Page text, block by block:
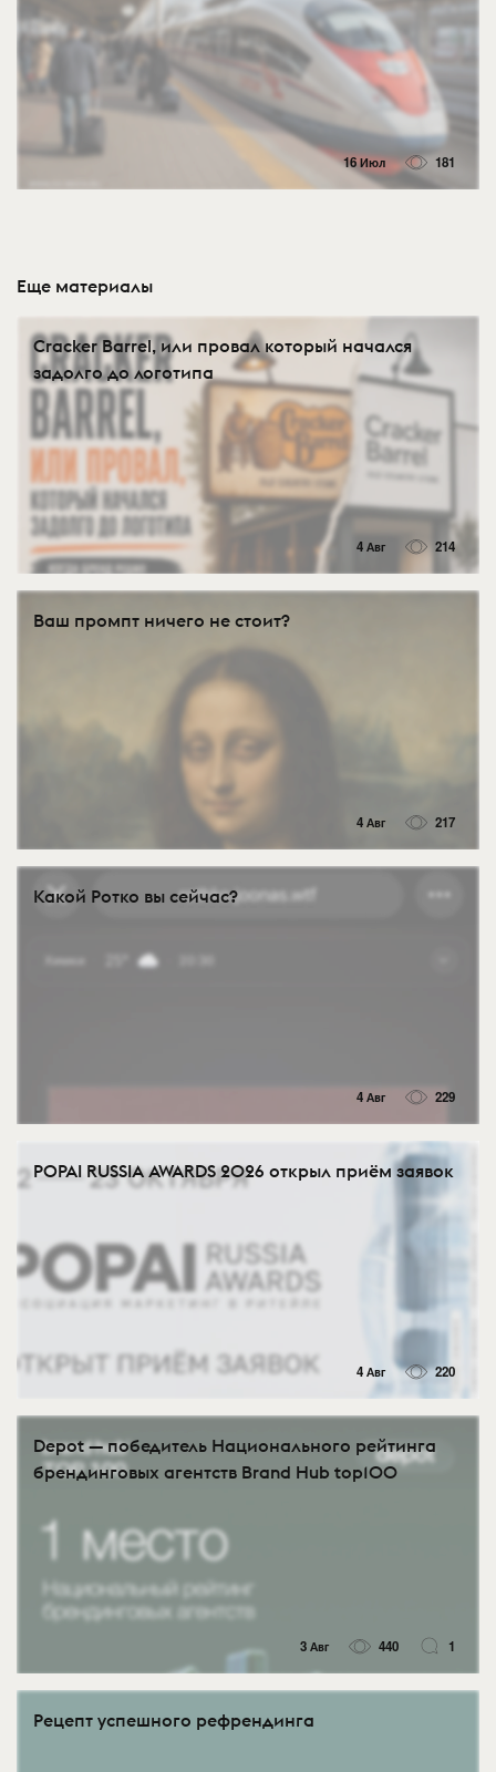
16 Июл 181
Еще материалы
Cracker Barrel, или провал который начался
задолго до логотипа
4 Авг 214
Ваш промпт ничего не стоит?
4 Авг 217
Какой Ротко вы сейчас?
4 Авг 229
POPAI RUSSIA AWARDS 2026 открыл приём заявок
4 Авг 220
Depot — победитель Национального рейтинга
брендинговых агентств Brand Hub top100
3 Авг 440 1
Рецепт успешного рефрендинга